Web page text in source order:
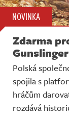
NOVINKA
Zdarma
Polská
spojila s
hráčům
rozdává